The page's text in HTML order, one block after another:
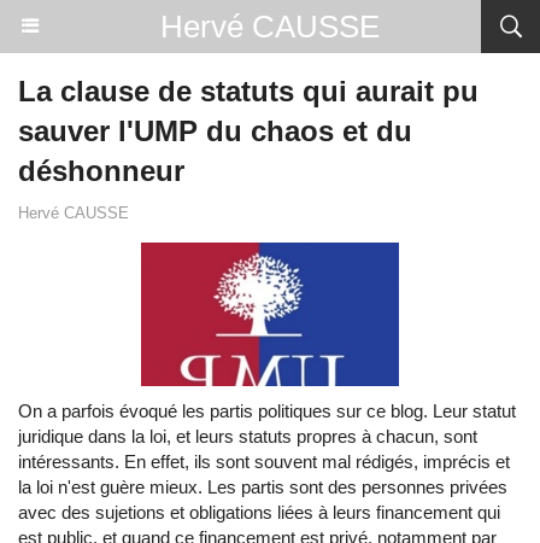
Hervé CAUSSE
La clause de statuts qui aurait pu
sauver l'UMP du chaos et du
déshonneur
Hervé CAUSSE
On a parfois évoqué les partis politiques sur ce blog. Leur statut
juridique dans la loi, et leurs statuts propres à chacun, sont
intéressants. En effet, ils sont souvent mal rédigés, imprécis et
la loi n'est guère mieux. Les partis sont des personnes privées
avec des sujetions et obligations liées à leurs financement qui
est public, et quand ce financement est privé, notamment par